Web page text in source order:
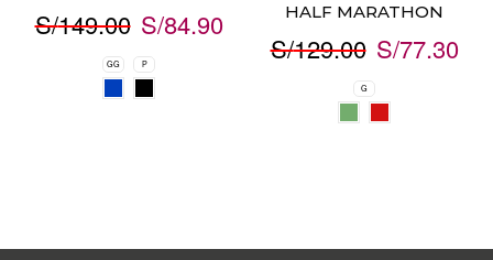
S/149.00 S/84.90
GG P
HALF MARATHON
S/129.00 S/77.30
G